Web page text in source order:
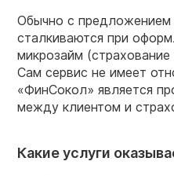
Обычно с предложением
сталкиваются при
микрозайм
Сам сервис не имеет
«ФинСокол» является
между клиентом и
Какие услуги